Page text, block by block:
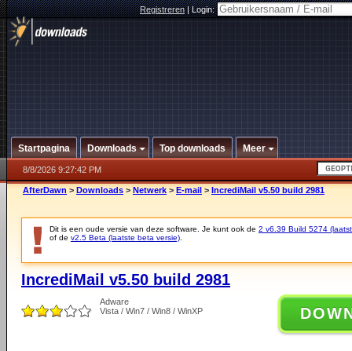
Registreren|Login:
Startpagina Downloads Top downloads Meer
8/8/2026 9:27:42 PM
AfterDawn > Downloads > Netwerk > E-mail > IncrediMail v5.50 build 2981
Dit is een oude versie van deze software. Je kunt ook de 2 v6.39 Build 5274
of de v2.5 Beta (laatste beta versie)
IncrediMail v5.50 build 2981
Adware
Vista / Win7 / Win8 / WinXP